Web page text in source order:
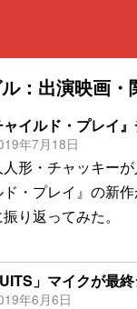
：出演映画・
ャイルド・プレイ
年7月18日
形・チャッキー
ド・プレイ』の新
り返ってみた。
」マイクが最
年6月6日